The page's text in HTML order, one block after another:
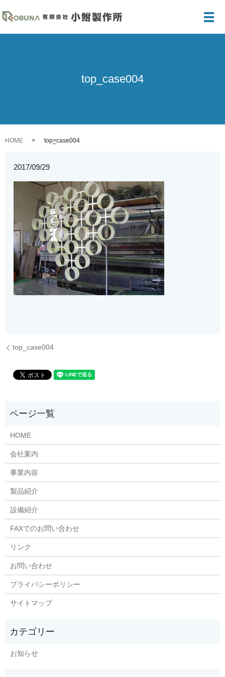
メ
top_case004
HOME top_case004
2017/09/29
top_case004
HOME
会社案内
事業内容
製品紹介
設備紹介
FAXでのお問い合わせ
リンク
お問い合わせ
プライバシーポリシー
サイトマップ
お知らせ